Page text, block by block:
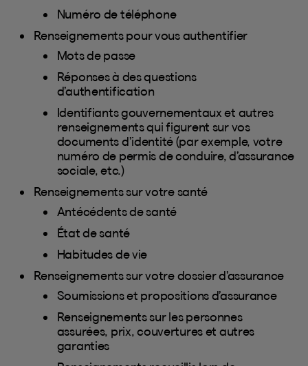
Numéro de téléphone
Renseignements pour vous authentifier
Mots de passe
Réponses à des questions
d’authentification
Identifiants gouvernementaux et autres
renseignements qui figurent sur vos
documents d’identité (par exemple, votre
numéro de permis de conduire, d’assurance
sociale, etc.)
Renseignements sur votre santé
Antécédents de santé
État de santé
Habitudes de vie
Renseignements sur votre dossier d’assurance
Soumissions et propositions d’assurance
Renseignements sur les personnes
assurées, prix, couvertures et autres
garanties